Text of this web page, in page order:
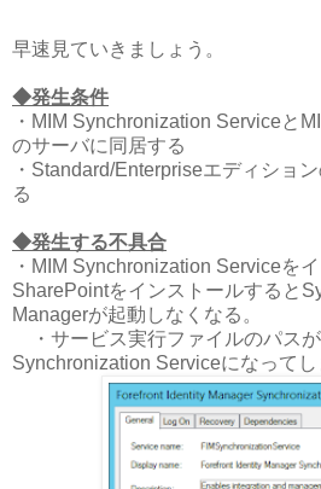
早速見ていきましょう。
◆発生条件
・MIM Synchronization Serviceと
のサーバに同居する
・Standard/Enterpriseエディショ
る
◆発生する不具合
・MIM Synchronization Serviceを
SharePointをインストールすると
Managerが起動しなくなる。
・サービス実行ファイルのパス
Synchronization Serviceになってし